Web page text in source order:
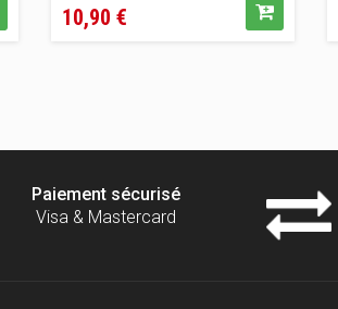
10,90 €
Paiement sécurisé
Visa & Mastercard